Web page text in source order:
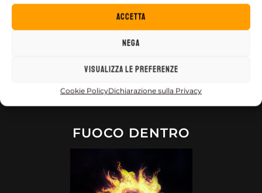
Accetta
Nega
Visualizza le preferenze
Cookie PolicyDichiarazione sulla Privacy
FUOCO DENTRO